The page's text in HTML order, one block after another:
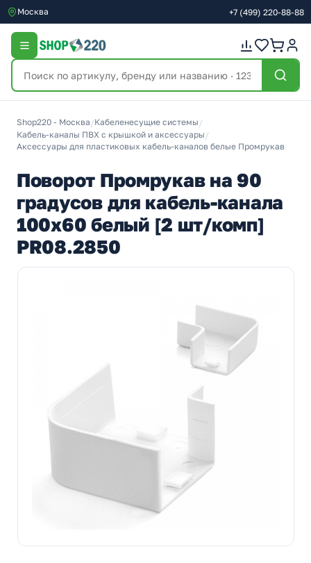
Москва +7 (499) 220-88-88
Shop220 - Москва /Кабеленесущие системы /
Кабель-каналы ПВХ с крышкой и аксессуары /
Аксессуары для пластиковых кабель-каналов белые Промрукав
Поворот Промрукав на 90
градусов для кабель-канала
100х60 белый [2 шт/комп]
PR08.2850